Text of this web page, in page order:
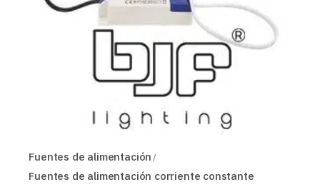
Fuentes de alimentación
Fuentes de alimentación corriente constante